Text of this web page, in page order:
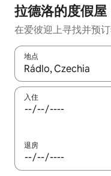
拉德洛的度假屋
在爱彼迎上寻找并预
地点
如有搜索结果，请使
入住
退房